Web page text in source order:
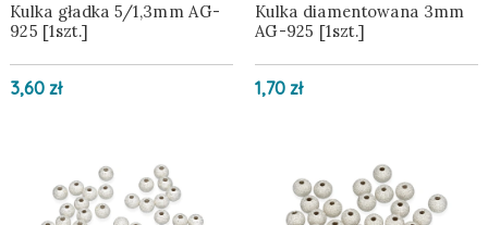
Kulka gładka 5/1,3mm AG-
925 [1szt.]
3,60 zł
Kulka diamentowana 3mm
AG-925 [1szt.]
1,70 zł